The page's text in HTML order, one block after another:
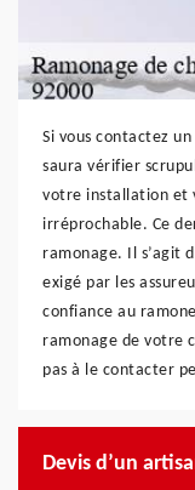
Si vous contactez
saura vérifier
votre installation et
irréprochable. Ce
ramonage. Il s’agit
exigé par les
confiance au
ramonage de votre
pas à le contacter
Devis d’un